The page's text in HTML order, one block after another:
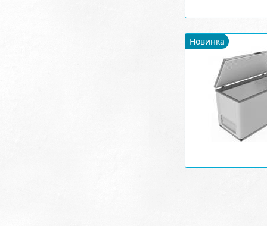
Новинка